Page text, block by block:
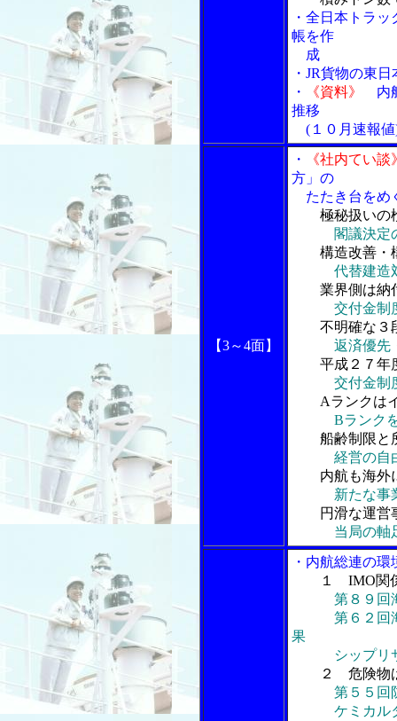
・全日本トラ
帳を作
成
・JR貨物の東
・
《資料》
内
推移
(１０月速報値
【3～4面】
・
《社内てい談
方」の
たたき台をめ
極秘扱いの
閣議決定
構造改善・構
代替建造
業界側は納
交付金制
不明確な３
返済優先
平成２７年度
交付金制
Aランクはイ
Bランク
船齢制限と所
経営の自
内航も海外
新たな事
円滑な運営
当局の軸
・内航総連の
１ IMO関
第８９回
第６２回海洋
果
シップリサ
２ 危険物
第５５回
ケミカルタ